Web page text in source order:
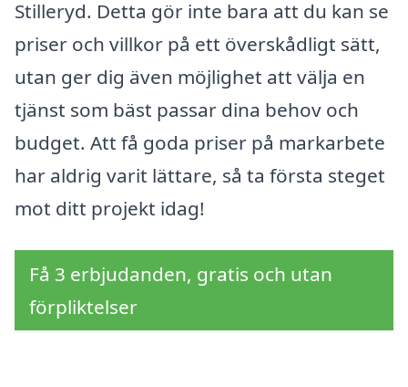
Stilleryd. Detta gör inte bara att du kan se
priser och villkor på ett överskådligt sätt,
utan ger dig även möjlighet att välja en
tjänst som bäst passar dina behov och
budget. Att få goda priser på markarbete
har aldrig varit lättare, så ta första steget
mot ditt projekt idag!
Få 3 erbjudanden, gratis och utan
förpliktelser